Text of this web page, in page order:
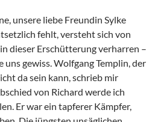
unsere liebe Freundin Sylke
fehlt, versteht sich von
dieser Erschütterung verharren –
uns gewiss. Wolfgang Templin, der
da sein kann, schrieb mir
von Richard werde ich
Er war ein tapferer Kämpfer,